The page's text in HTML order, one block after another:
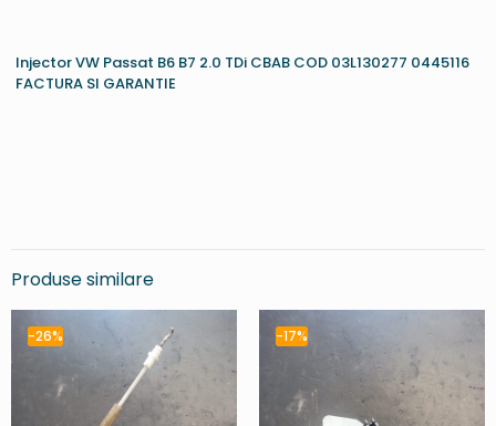
Injector VW Passat B6 B7 2.0 TDi CBAB COD 03L130277 0445116
FACTURA SI GARANTIE
Produse similare
-26% -17%